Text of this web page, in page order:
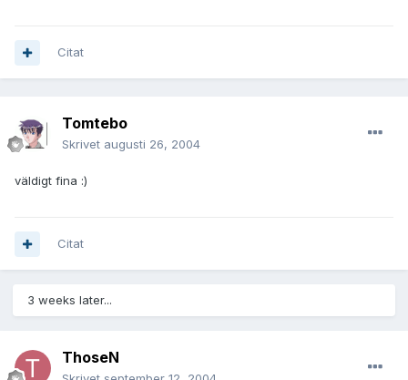
Citat
Tomtebo
Skrivet augusti 26, 2004
väldigt fina :)
Citat
3 weeks later...
ThoseN